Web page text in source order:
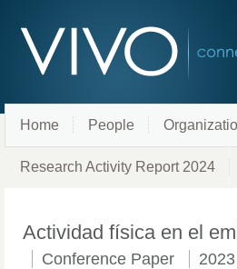
Home People
Research Activity Report 2024
Actividad física en el
Conference Paper 2023